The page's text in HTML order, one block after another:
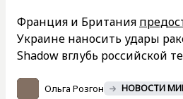
Франция и Британия
Украине наносить удары
Shadow вглубь российской
Ольга Розгон НОВОСТИ